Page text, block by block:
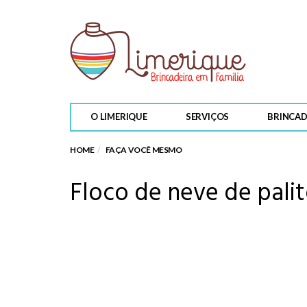
O LIMERIQUE SERVIÇOS
HOME FAÇA VOCÊ MESMO
Floco de neve de
PARA LER
Adélia